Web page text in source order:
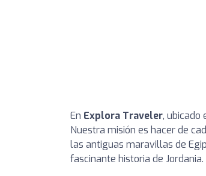
En Explora Traveler, ubicado
Nuestra misión es hacer de
las antiguas maravillas de
fascinante historia de Jordania.